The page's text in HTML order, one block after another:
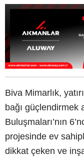
Biva Mimarlık,
bağı güçlendirmek
Buluşmaları’nın
projesinde ev
dikkat çeken ve